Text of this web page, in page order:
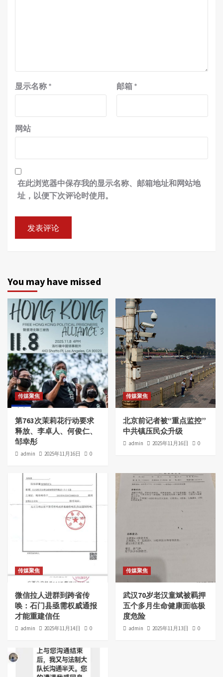
显示名称 * 邮箱 *
网站
在此浏览器中保存我的显示名称、邮箱地址和网站地
址，以便下次评论时使用。
You may have missed
传媒聚焦
第763次茉莉花行动要求
释放、李卓人、何俊仁、
邹幸彤
admin 2025年11月16日 0
传媒聚焦
北京前记者被“重点监控”
中共镇压民众升级
admin 2025年11月16日 0
传媒聚焦
微信拉人进群到跨省传
唤：石门县亟需权威通报
才能重建信任
admin 2025年11月14日 0
传媒聚焦
武汉70岁老汉童斌被羁押
五个多月生命健康面临极
度危险
admin 2025年11月13日 0